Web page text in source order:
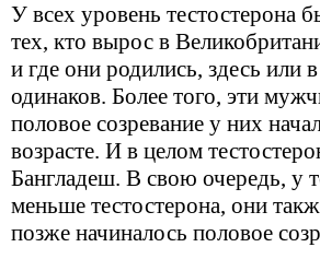
У всех уровень тестостерона
тех, кто вырос в
и где они родились, здесь
одинаков. Более того, эти
половое созревание у них
возрасте. И в целом
Бангладеш. В свою очередь, у
меньше тестостерона, они
позже начиналось половое